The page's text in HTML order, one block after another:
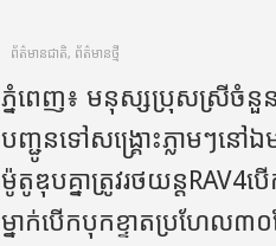
ព័ត៌មានជាតិ, ព័ត៌មានថ្មី
ភ្នំពេញ​៖​ មនុស្សប្រុសស្រីចំនួ
បញ្ជូនទៅសង្គ្រោះភ្លាមៗនៅ
ម៉ូតូឌុបគ្នាត្រូវរថយន្តRAV4
ម្នាក់បេីកបុកខ្ទាតប្រហែល៣